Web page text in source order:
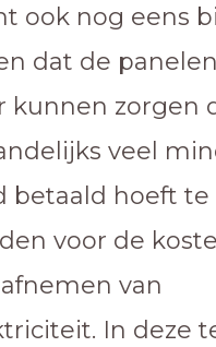
ook nog eens
dat de
kunnen zorgen
veel
betaald hoeft te
voor de
van
In deze